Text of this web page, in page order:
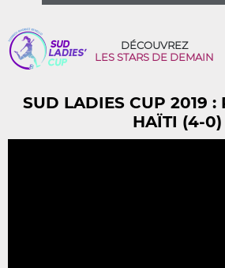
DÉCOUVREZ
LES STARS DE DEMAIN
SUD LADIES CUP 2019 :
HAÏTI (4-0)